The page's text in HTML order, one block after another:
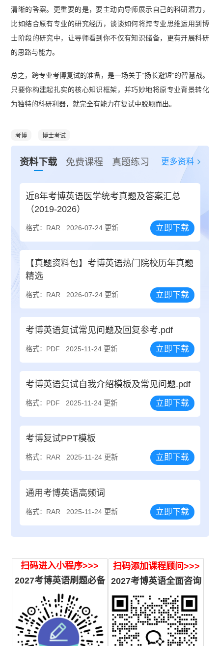
清晰的答案。更重要的是，要主动向导师展示自己的科研潜力，
比如结合原有专业的研究经历，谈谈如何将跨专业思维运用到博
士阶段的研究中，让导师看到你不仅有知识储备，更有开展科研
的思路与能力。
总之，跨专业考博复试的准备，是一场关于“扬长避短”的智慧战。
只要你构建起扎实的核心知识框架，并巧妙地将原专业背景转化
为独特的科研利器，就完全有能力在复试中脱颖而出。
考博 博士考试
资料下载 免费课程 真题练习 更多资料
近8年考博英语医学统考真题及答案汇总
（2019-2026）
格式：RAR 2026-07-24 更新 立即下载
【真题资料包】考博英语热门院校历年真题
精选
格式：RAR 2026-07-24 更新 立即下载
考博英语复试常见问题及回复参考.pdf
格式：PDF 2025-11-24 更新 立即下载
考博英语复试自我介绍模板及常见问题.pdf
格式：PDF 2025-11-24 更新 立即下载
考博复试PPT模板
格式：RAR 2025-11-24 更新 立即下载
通用考博英语高频词
格式：RAR 2025-11-24 更新 立即下载
扫码进入小程序>>>
2027考博英语刷题必备
扫码添加课程顾问>>>
2027考博英语全面咨询